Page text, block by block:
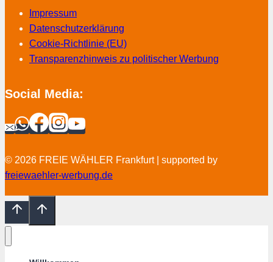
Impressum
Datenschutzerklärung
Cookie-Richtlinie (EU)
Transparenzhinweis zu politischer Werbung
Social Media:
© 2026 FREIE WÄHLER Frankfurt | supported by
freiewaehler-werbung.de